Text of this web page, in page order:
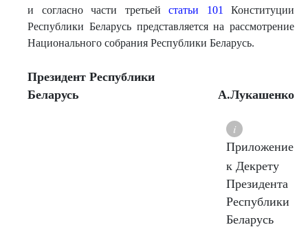
и согласно части третьей статьи 101
Конституции
Республики Беларусь представляется на рассмотрение
Национального собрания Республики Беларусь.
Президент Республики
Беларусь
А.Лукашенко
Приложение
к Декрету
Президента
Республики
Беларусь